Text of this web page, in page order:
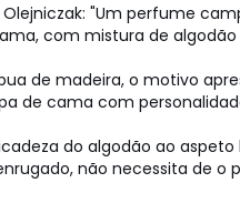
"Um perfume
com mistura de algodão
de madeira, o motivo
de cama com
do algodão ao aspeto
não necessita de o